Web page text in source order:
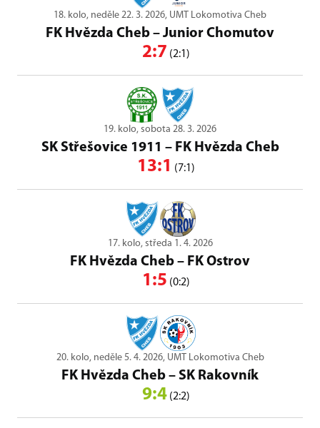
18. kolo, neděle 22. 3. 2026, UMT Lokomotiva Cheb
FK Hvězda Cheb – Junior Chomutov
2:7 (2:1)
19. kolo, sobota 28. 3. 2026
SK Střešovice 1911 – FK Hvězda Cheb
13:1 (7:1)
17. kolo, středa 1. 4. 2026
FK Hvězda Cheb – FK Ostrov
1:5 (0:2)
20. kolo, neděle 5. 4. 2026, UMT Lokomotiva Cheb
FK Hvězda Cheb – SK Rakovník
9:4 (2:2)